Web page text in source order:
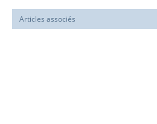
Articles associés